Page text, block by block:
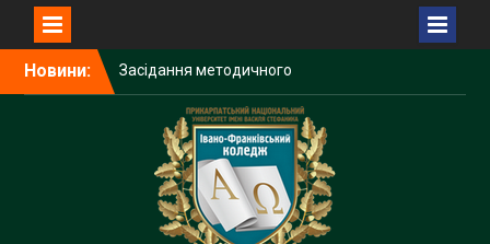
Новини:
Засідання методичного
об’єднання викладачів
української мови і
літератури закладів
фахової передвищої
освіти
Вітаємо з Днем
вишиванки!